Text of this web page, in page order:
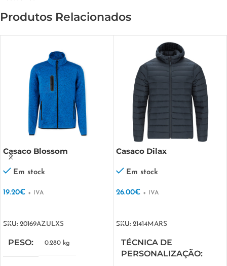
Produtos Relacionados
Casaco Blossom
Em stock
19.20€ + IVA
SKU: 20169AZULXS
PESO 0.280 kg
Casaco Dilax
Em stock
26.00€ + IVA
SKU: 21414MARS
TÉCNICA DE
PERSONALIZAÇÃO